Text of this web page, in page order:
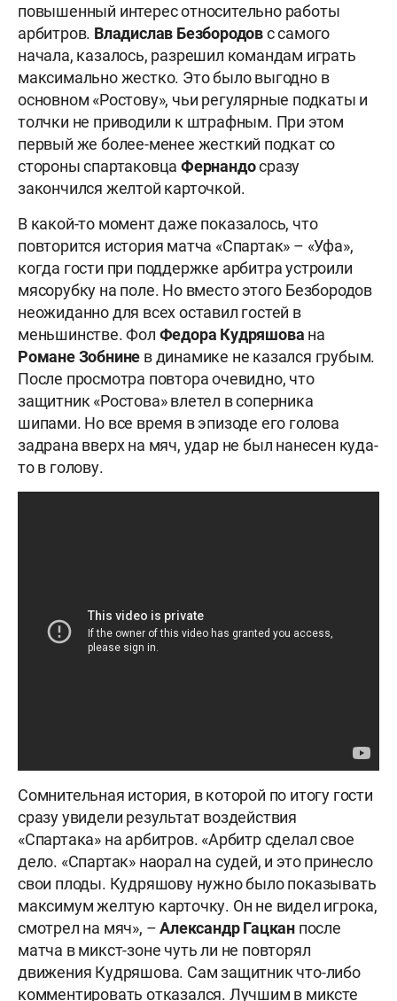
повышенный интерес относительно работы
арбитров. Владислав Безбородовс самого
начала, казалось, разрешил командам играть
максимально жестко. Это было выгодно в
основном «Ростову», чьи регулярные подкаты и
толчки не приводили к штрафным. При этом
первый же более-менее жесткий подкат со
стороны спартаковцаФернандосразу
закончился желтой карточкой.
В какой-то момент даже показалось, что
повторится история матча «Спартак» – «Уфа»,
когда гости при поддержке арбитра устроили
мясорубку на поле. Но вместо этого Безбородов
неожиданно для всех оставил гостей в
меньшинстве. Фол Федора Кудряшова на
Романе Зобнине в динамике не казался грубым.
После просмотра повтора очевидно, что
защитник «Ростова» влетел в соперника
шипами. Но все время в эпизоде его голова
задрана вверх на мяч, удар не был нанесен куда-
то в голову.
Сомнительная история, в которой по итогу гости
сразу увидели результат воздействия
«Спартака» на арбитров. «Арбитр сделал свое
дело. «Спартак» наорал на судей, и это принесло
свои плоды. Кудряшову нужно было показывать
максимум желтую карточку. Он не видел игрока,
смотрел на мяч», –Александр Гацкан после
матча в микст-зоне чуть ли не повторял
движения Кудряшова. Сам защитник что-либо
комментировать отказался. Лучшим в миксте